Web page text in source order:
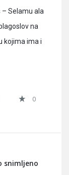
– Selamu ala
na
kojima ima i
0
snimljeno